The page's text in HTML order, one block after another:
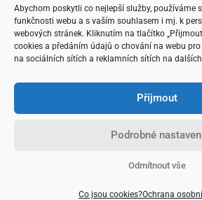
Abychom poskytli co nejlepší služby, používáme
funkčnosti webu a s vaším souhlasem i mj. k
webových stránek. Kliknutím na tlačítko
cookies a předáním údajů o chování na webu
na sociálních sítích a reklamních sítích na dalších
Příjmout
Odmítnout vše
Podrobné
Co jsou cookies?Ochrana
V domě žijí starousedlíci, pouze v
byty pronajaty. Jedná se o slušné a
případných investic na
jiných důležitých
Respektive jaká jsou
schvalování takových
Přítomno musí býtnadpoloviční